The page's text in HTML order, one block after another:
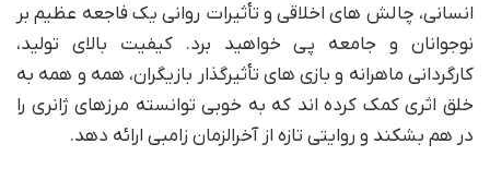
انسانی، چالش های اخلاقی و تأثیرات روانی یک فاجعه عظیم بر
نوجوانان و جامعه پی خواهید برد. کیفیت بالای تولید،
کارگردانی ماهرانه و بازی های تأثیرگذار بازیگران، همه و همه به
خلق اثری کمک کرده اند که به خوبی توانسته مرزهای ژانری را
در هم بشکند و روایتی تازه از آخرالزمان زامبی ارائه دهد.